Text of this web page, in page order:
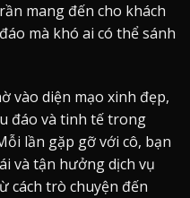
mang đến cho khách
mà khó ai có thể sánh
vào diện mạo xinh đẹp,
đáo và tinh tế trong
lần gặp gỡ với cô, bạn
và tận hưởng dịch vụ
cách trò chuyện đến